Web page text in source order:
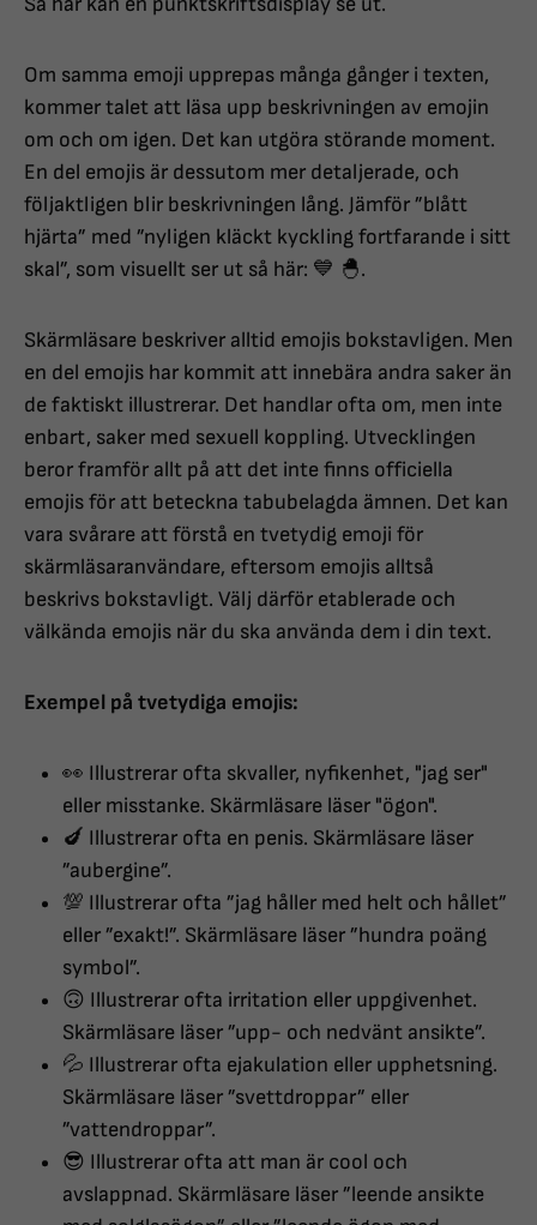
Om samma emoji upprepas många gånger i texten,
kommer talet att läsa upp beskrivningen av emojin
om och om igen. Det kan utgöra störande moment.
En del emojis är dessutom mer detaljerade, och
följaktligen blir beskrivningen lång. Jämför ”blått
hjärta” med ”nyligen kläckt kyckling fortfarande i sitt
skal”, som visuellt ser ut så här: 💙 🐣.
Skärmläsare beskriver alltid emojis bokstavligen. Men
en del emojis har kommit att innebära andra saker än
de faktiskt illustrerar. Det handlar ofta om, men inte
enbart, saker med sexuell koppling. Utvecklingen
beror framför allt på att det inte finns officiella
emojis för att beteckna tabubelagda ämnen. Det kan
vara svårare att förstå en tvetydig emoji för
skärmläsaranvändare, eftersom emojis alltså
beskrivs bokstavligt. Välj därför etablerade och
välkända emojis när du ska använda dem i din text.
Exempel på tvetydiga emojis:
👀 Illustrerar ofta skvaller, nyfikenhet, "jag ser"
eller misstanke. Skärmläsare läser "ögon".
🍆 Illustrerar ofta en penis. Skärmläsare läser
”aubergine”.
💯 Illustrerar ofta ”jag håller med helt och hållet”
eller ”exakt!”. Skärmläsare läser ”hundra poäng
symbol”.
🙃 Illustrerar ofta irritation eller uppgivenhet.
Skärmläsare läser ”upp- och nedvänt ansikte”.
💦 Illustrerar ofta ejakulation eller upphetsning.
Skärmläsare läser ”svettdroppar” eller
”vattendroppar”.
😎 Illustrerar ofta att man är cool och
avslappnad. Skärmläsare läser ”leende ansikte